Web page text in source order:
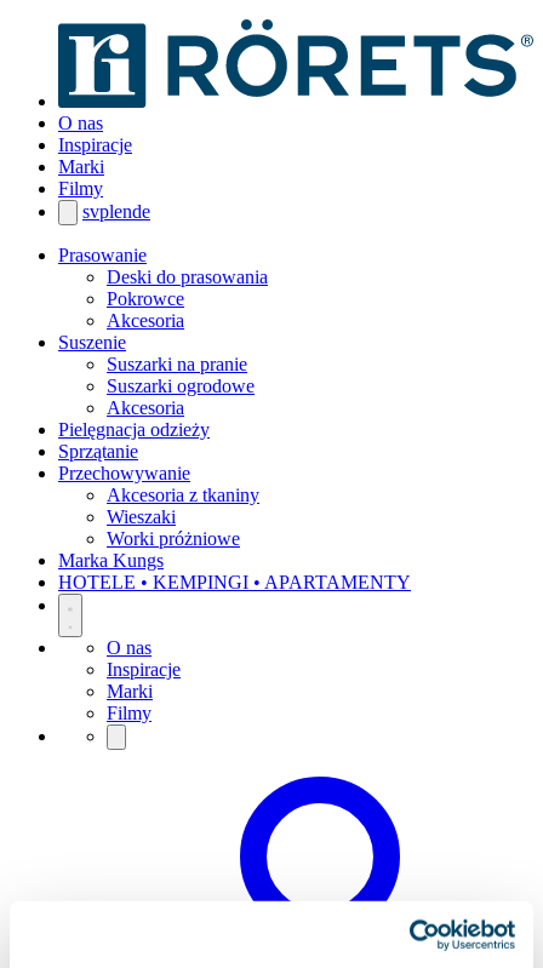
O nas
Inspiracje
Marki
Filmy
svplende
Prasowanie
Deski do prasowania
Pokrowce
Akcesoria
Suszenie
Suszarki na pranie
Suszarki ogrodowe
Akcesoria
Pielęgnacja odzieży
Sprzątanie
Przechowywanie
Akcesoria z tkaniny
Wieszaki
Worki próżniowe
Marka Kungs
HOTELE • KEMPINGI • APARTAMENTY
O nas
Inspiracje
Marki
Filmy